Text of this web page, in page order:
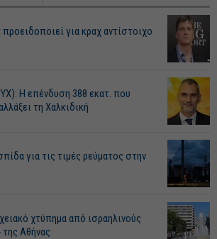
για κραχ αντίστοιχο
Η επένδυση 388 εκατ. που
τη Χαλκιδική
για τις τιμές ρεύματος στην
χτύπημα από ισραηλινούς
της Αθήνας